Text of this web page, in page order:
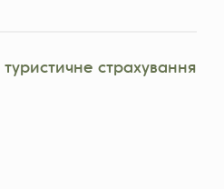
страхування